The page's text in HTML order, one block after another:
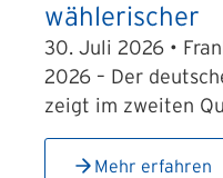
wählerischer
30. Juli 2026 •
2026 – Der
zeigt im zweiten
Mehr erfahren